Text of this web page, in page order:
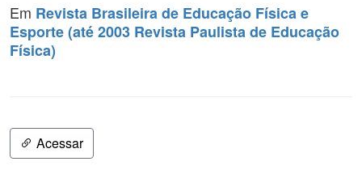
Em Revista Brasileira de Educação Física e
Esporte (até 2003 Revista Paulista de Educação
Física)
Acessar